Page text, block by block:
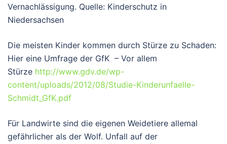
Vernachlässigung. Quelle: Kinderschutz in
Niedersachsen
Die meisten Kinder kommen durch Stürze zu Schaden:
Hier eine Umfrage der GfK – Vor allem
Stürze http://www.gdv.de/wp-
content/uploads/2012/08/Studie-Kinderunfaelle-
Schmidt_GfK.pdf
Für Landwirte sind die eigenen Weidetiere allemal
gefährlicher als der Wolf. Unfall auf der